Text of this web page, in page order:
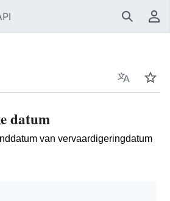
Zoeken
Taal
datum
van vervaardigeringdatum